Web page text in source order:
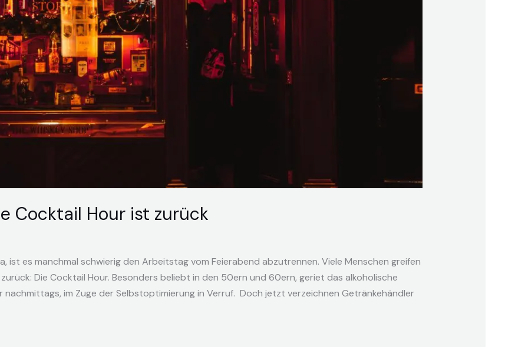
Cocktail Hour ist zurück
ist es manchmal schwierig den Arbeitstag vom Feierabend abzutrennen. Viele Menschen greifen
Die Cocktail Hour. Besonders beliebt in den 50ern und 60ern, geriet das alkoholische
nachmittags, im Zuge der Selbstoptimierung in Verruf. Doch jetzt verzeichnen Getränkehändler